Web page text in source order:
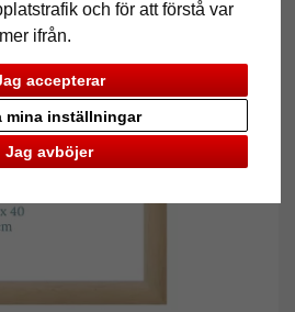
och för att förstå var
ifrån.
accepterar
Jag avböjer
mina inställningar